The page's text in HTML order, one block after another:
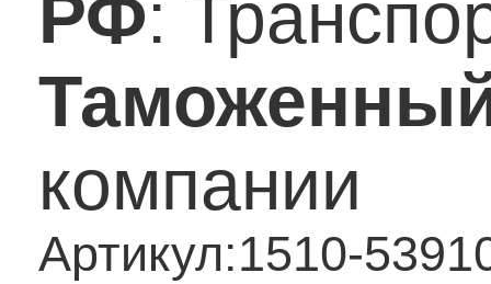
РФ:
компании
Артикул:1510-